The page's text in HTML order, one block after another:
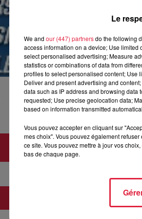
du28 septembre
au29 septembre 2019
Le
We and our (447) partnersdo the following
access information on a device; Use
select personalised advertising; Measure
statistics or combinations of data from
profiles to select personalised content; Use
Deliver and present advertising and
data such as IP address and browsing
requested; Use precise geolocation data;
based on information transmitted
Vous pouvez accepter en cliquant sur
mes choix". Vous pouvez également
ce site. Vous pouvez mettre à jour vos
bas de chaque page.